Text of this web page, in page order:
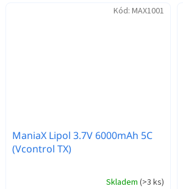
ManiaX Lipol 3.7V 6000mAh 5C
(Vcontrol TX)
Skladem (>3 ks)
Kód: MAX1001